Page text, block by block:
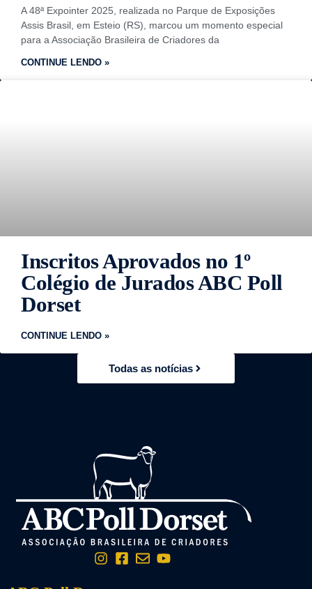
A 48ª Expointer 2025, realizada no Parque de Exposições
Assis Brasil, em Esteio (RS), marcou um momento especial
para a Associação Brasileira de Criadores da
CONTINUE LENDO »
Inscritos Aprovados no 1º
Colégio de Jurados ABC Poll
Dorset
CONTINUE LENDO »
Todas as notícias